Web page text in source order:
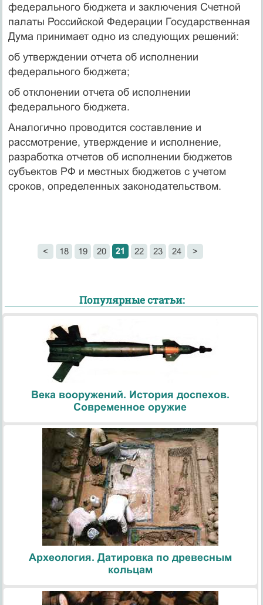
федерального бюджета и заключения Счетной
палаты Российской Федерации Государственная
Дума принимает одно из следующих решений:
об утверждении отчета об исполнении
федерального бюджета;
об отклонении отчета об исполнении
федерального бюджета.
Аналогично проводится составление и
рассмотрение, утверждение и исполнение,
разработка отчетов об исполнении бюджетов
субъектов РФ и местных бюджетов с учетом
сроков, определенных законодательством.
< 18 19 20 21 22 23 24 >
Популярные статьи:
Века вооружений. История доспехов.
Современное оружие
Археология. Датировка по древесным
кольцам